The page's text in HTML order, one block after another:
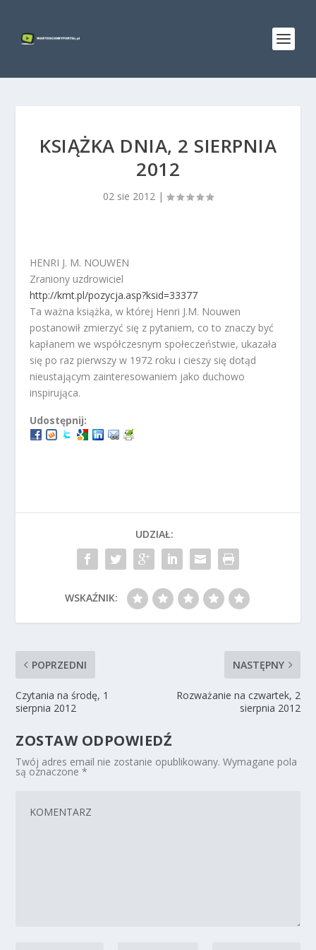
KSIĄŻKA DNIA, 2 SIERPNIA
2012
02 sie 2012 |
HENRI J. M. NOUWEN
Zraniony uzdrowiciel
http://kmt.pl/pozycja.asp?ksid=33377
Ta ważna książka, w której Henri J.M. Nouwen
postanowił zmierzyć się z pytaniem, co to znaczy być
kapłanem we współczesnym społeczeństwie, ukazała
się po raz pierwszy w 1972 roku i cieszy się dotąd
nieustającym zainteresowaniem jako duchowo
inspirująca.
Udostępnij:
UDZIAŁ:
WSKAŹNIK:
POPRZEDNI
Czytania na środę, 1
sierpnia 2012
NASTĘPNY
Rozważanie na czwartek, 2
sierpnia 2012
ZOSTAW ODPOWIEDŹ
Twój adres email nie zostanie opublikowany. Wymagane pola
są oznaczone*